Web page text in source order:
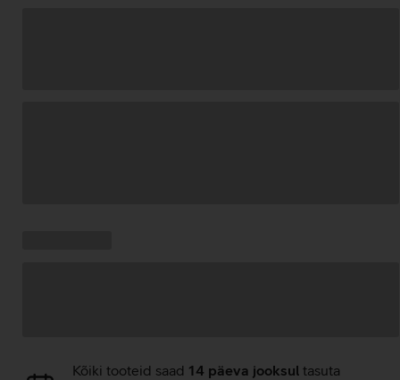
AndmeteKõiki tooteid saad 14 päeva jooksul tasuta